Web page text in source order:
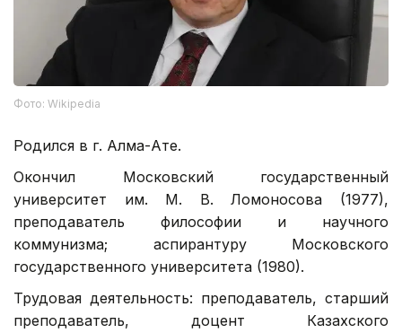
Фото: Wikipedia
Родился в г. Алма-Ате.
Окончил Московский государственный
университет им. М. В. Ломоносова (1977),
преподаватель философии и научного
коммунизма; аспирантуру Московского
государственного университета (1980).
Трудовая деятельность: преподаватель, старший
преподаватель, доцент Казахского